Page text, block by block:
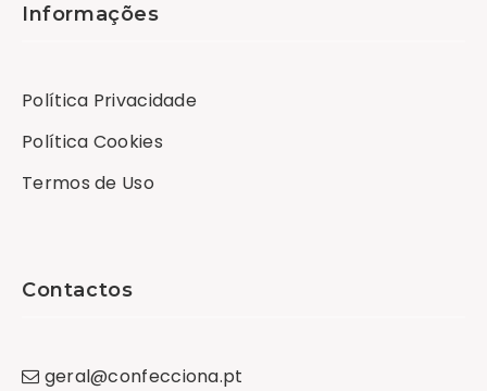
Informações
Política Privacidade
Política Cookies
Termos de Uso
Contactos
geral@confecciona.pt